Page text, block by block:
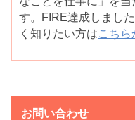
す。FIRE達成しまし
く知りたい方はこち
お問い合わせ